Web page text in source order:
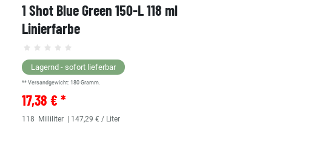
1 Shot Blue Green 150-L 118 ml
Linierfarbe
Lagernd - sofort lieferbar
** Versandgewicht:180 Gramm.
17,38 € *
118 Milliliter | 147,29 € / Liter